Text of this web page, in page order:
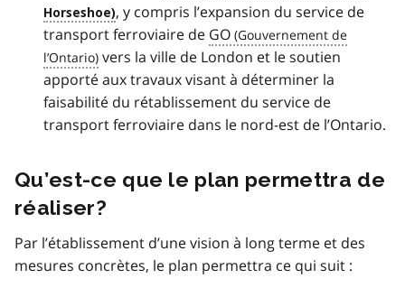
, y compris l’expansion du service de
transport ferroviaire de GO
vers la ville de London et le soutien
apporté aux travaux visant à déterminer la
faisabilité du rétablissement du service de
transport ferroviaire dans le nord-est de l’Ontario.
Qu’est-ce que le plan permettra de
réaliser?
Par l’établissement d’une vision à long terme et des
mesures concrètes, le plan permettra ce qui suit :